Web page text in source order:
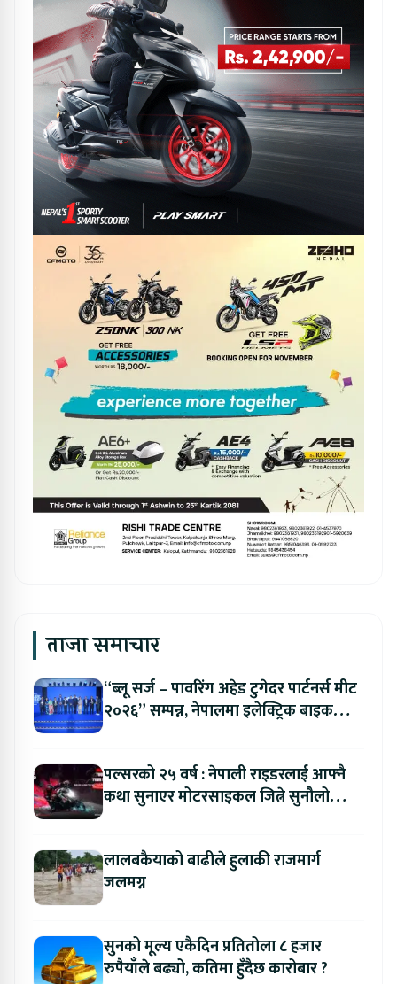
ताजा समाचार
“ब्लू सर्ज – पावरिंग अहेड टुगेदर पार्टनर्स मीट
२०२६” सम्पन्न, नेपालमा इलेक्ट्रिक बाइक
पल्सरको २५ वर्ष : नेपाली राइडरलाई आफ्नै
कथा सुनाएर मोटरसाइकल जित्ने सुनौलो
लालबकैयाको बाढीले हुलाकी राजमार्ग
जलमग्न
सुनको मूल्य एकैदिन प्रतितोला ८ हजार
रुपैयाँले बढ्यो, कतिमा हुँदैछ कारोबार ?